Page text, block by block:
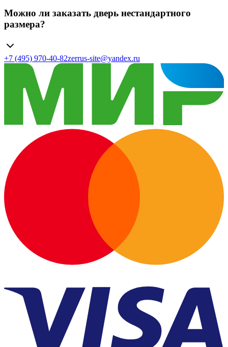
Можно ли заказать дверь нестандартного
размера?
+7 (495) 970-40-82zerrus-site@yandex.ru